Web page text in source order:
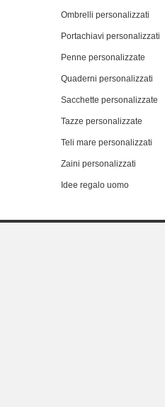
Ombrelli personalizzati
Portachiavi personalizzati
Penne personalizzate
Quaderni personalizzati
Sacchette personalizzate
Tazze personalizzate
Teli mare personalizzati
Zaini personalizzati
Idee regalo uomo